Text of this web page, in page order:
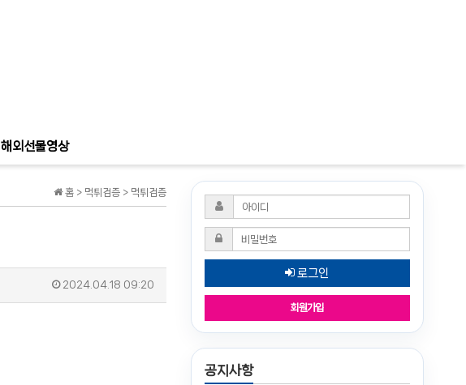
해외선물영상
홈 > 먹튀검증 > 먹튀검증
2024.04.18 09:20
로그인
회원가입
공지사항